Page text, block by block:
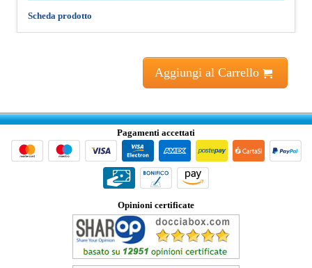
Scheda prodotto
Aggiungi al Carrello
Pagamenti accettati
Opinioni certificate